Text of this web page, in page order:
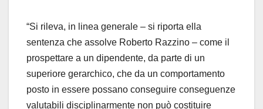
“Si rileva, in linea generale – si riporta ella
sentenza che assolve Roberto Razzino – come il
prospettare a un dipendente, da parte di un
superiore gerarchico, che da un comportamento
posto in essere possano conseguire conseguenze
valutabili disciplinarmente non può costituire